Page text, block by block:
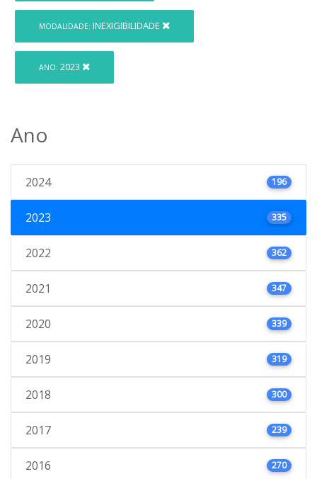
MODALIDADE: INEXIGIBILIDADE
ANO: 2023
Ano
2024 196
2023 335
2022 362
2021 347
2020 339
2019 319
2018 300
2017 239
2016 270